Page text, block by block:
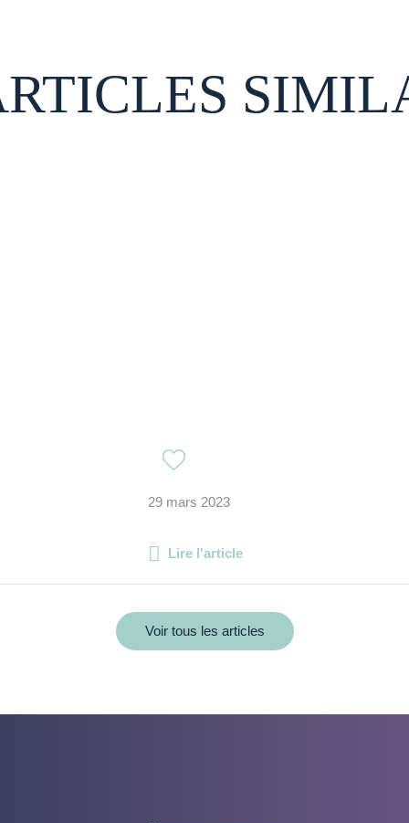
29 mars 2023
Lire l'article
Voir tous les articles